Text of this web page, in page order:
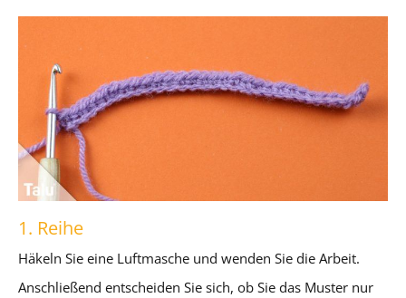
1. Reihe
Häkeln Sie eine Luftmasche und wenden Sie die Arbeit.
Anschließend entscheiden Sie sich, ob Sie das Muster nur